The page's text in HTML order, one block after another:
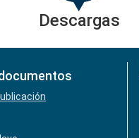
Descargas